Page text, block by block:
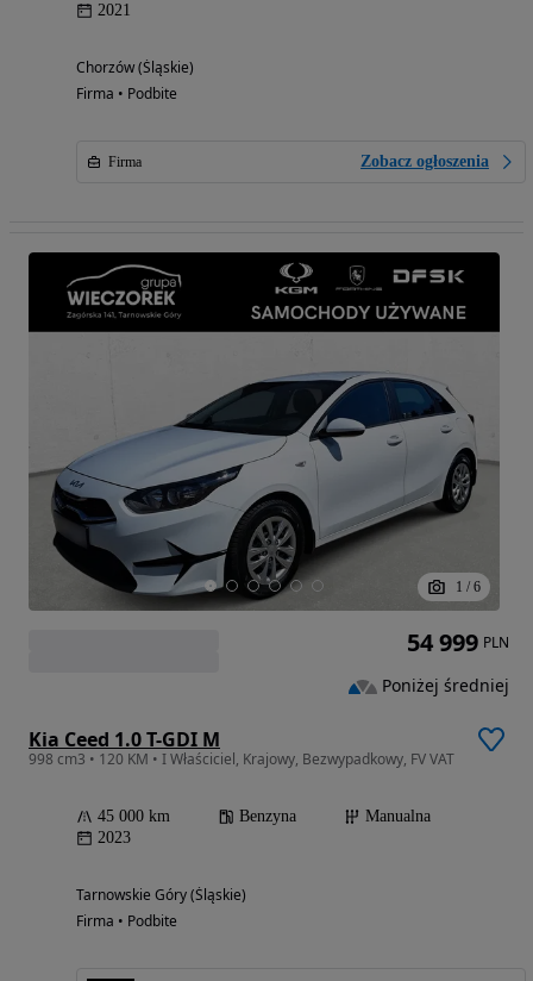
2021
Chorzów (Śląskie)
Firma • Podbite
Firma Zobacz ogłoszenia
1 / 6
Kia Ceed 1.0 T-GDI M
998 cm3 • 120 KM • I Właściciel, Krajowy, Bezwypadkowy, FV VAT
45 000 km Benzyna
Manualna
2023
Tarnowskie Góry (Śląskie)
Firma • Podbite
54 999 PLN
Poniżej średniej